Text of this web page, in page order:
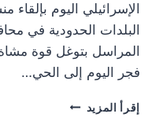
الإسرائيلي اليوم
البلدات الحدودية في
المراسل بتوغل قوة
فجر اليوم إلى الحي…
إقرأ المزيد مسيرة